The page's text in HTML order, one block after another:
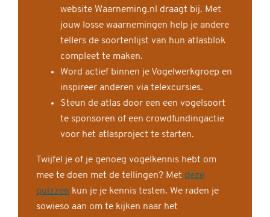
website Waarneming.nl draagt bij. Met
jouw losse waarnemingen help je andere
tellers de soortenlijst van hun atlasblok
compleet te maken.
Word actief binnen je Vogelwerkgroep en
inspireer anderen via telexcursies.
Steun de atlas door een een vogelsoort
te sponsoren of een crowdfundingactie
voor het atlasproject te starten.
Twijfel je of je genoeg vogelkennis hebt om
mee te doen met de tellingen? Met deze
quizzen kun je je kennis testen. We raden je
sowieso aan om te kijken naar het